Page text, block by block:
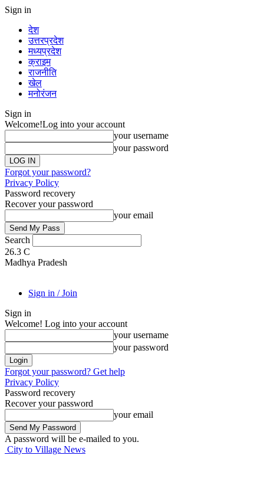
Sign in
देश
उत्तरप्रदेश
मध्यप्रदेश
क्राइम
राजनीति
खेल
मनोरंजन
Sign in
Welcome!Log into your account
your username
your password
Forgot your password?
Privacy Policy
Password recovery
Recover your password
your email
Search
26.3 C
Madhya Pradesh
Sign in / Join
Sign in
Welcome! Log into your account
your username
your password
Forgot your password? Get help
Privacy Policy
Password recovery
Recover your password
your email
A password will be e-mailed to you.
City to Village News